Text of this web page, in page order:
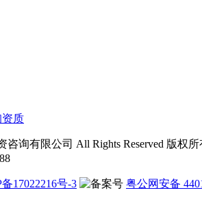
资质
咨询有限公司 All Rights Reserved 版
17022216号-3 粤公网安备